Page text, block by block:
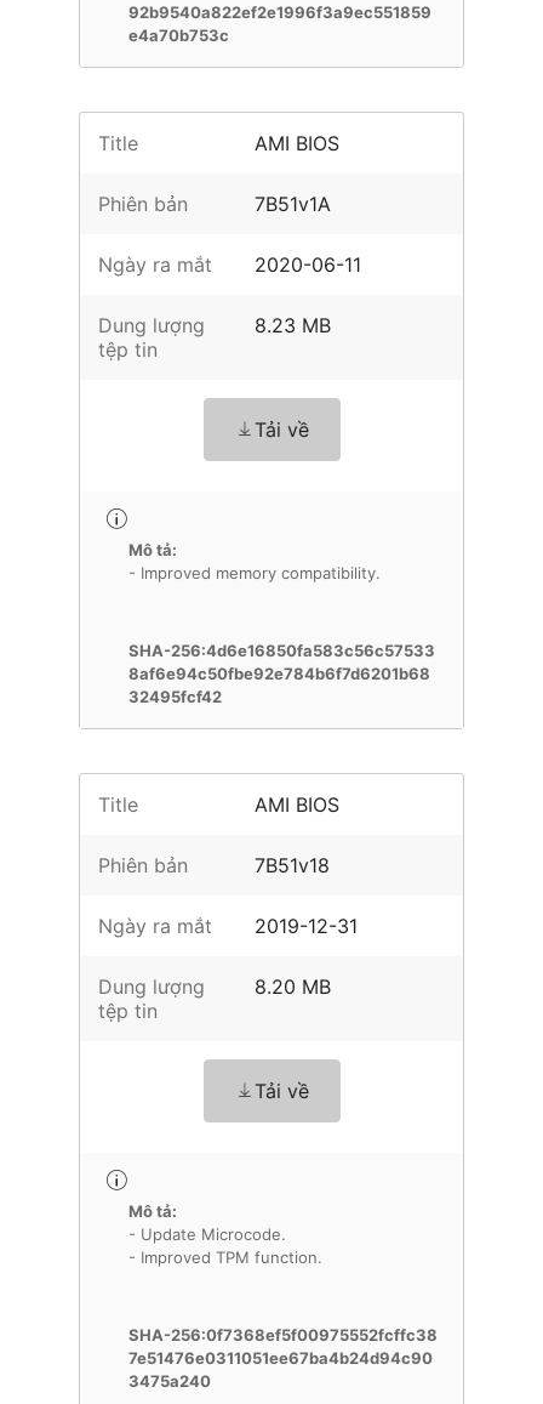
92b9540a822ef2e1996f3a9ec551859
e4a70b753c
Title AMI BIOS
Phiên bản 7B51v1A
Ngày ra mắt 2020-06-11
Dung lượng
tệp tin
8.23 MB
Tải về
Mô tả:
- Improved memory compatibility.
SHA-256:4d6e16850fa583c56c57533
8af6e94c50fbe92e784b6f7d6201b68
32495fcf42
Title AMI BIOS
Phiên bản 7B51v18
Ngày ra mắt 2019-12-31
Dung lượng
tệp tin
8.20 MB
Tải về
Mô tả:
- Update Microcode.
- Improved TPM function.
SHA-256:0f7368ef5f00975552fcffc38
7e51476e0311051ee67ba4b24d94c90
3475a240